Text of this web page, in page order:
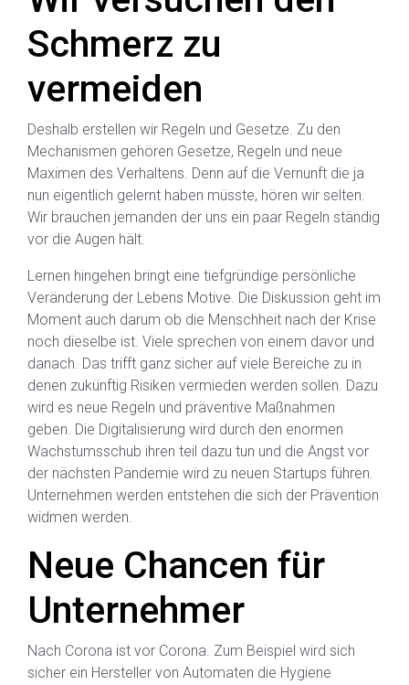
Schmerz zu
vermeiden
Deshalb erstellen wir Regeln und Gesetze. Zu den
Mechanismen gehören Gesetze, Regeln und neue
Maximen des Verhaltens. Denn auf die Vernunft die ja
nun eigentlich gelernt haben müsste, hören wir selten.
Wir brauchen jemanden der uns ein paar Regeln ständig
vor die Augen hält.
Lernen hingehen bringt eine tiefgründige persönliche
Veränderung der Lebens Motive. Die Diskussion geht im
Moment auch darum ob die Menschheit nach der Krise
noch dieselbe ist. Viele sprechen von einem davor und
danach. Das trifft ganz sicher auf viele Bereiche zu in
denen zukünftig Risiken vermieden werden sollen. Dazu
wird es neue Regeln und präventive Maßnahmen
geben. Die Digitalisierung wird durch den enormen
Wachstumsschub ihren teil dazu tun und die Angst vor
der nächsten Pandemie wird zu neuen Startups führen.
Unternehmen werden entstehen die sich der Prävention
widmen werden.
Neue Chancen für
Unternehmer
Nach Corona ist vor Corona. Zum Beispiel wird sich
sicher ein Hersteller von Automaten die Hygiene